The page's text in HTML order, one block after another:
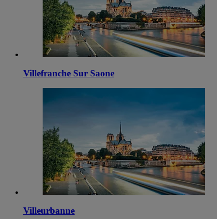
Villefranche Sur Saone
Villeurbanne